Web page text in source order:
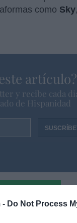
- Do Not Process
como Sky,
artículo?
y recibe cada
de Hispanidad